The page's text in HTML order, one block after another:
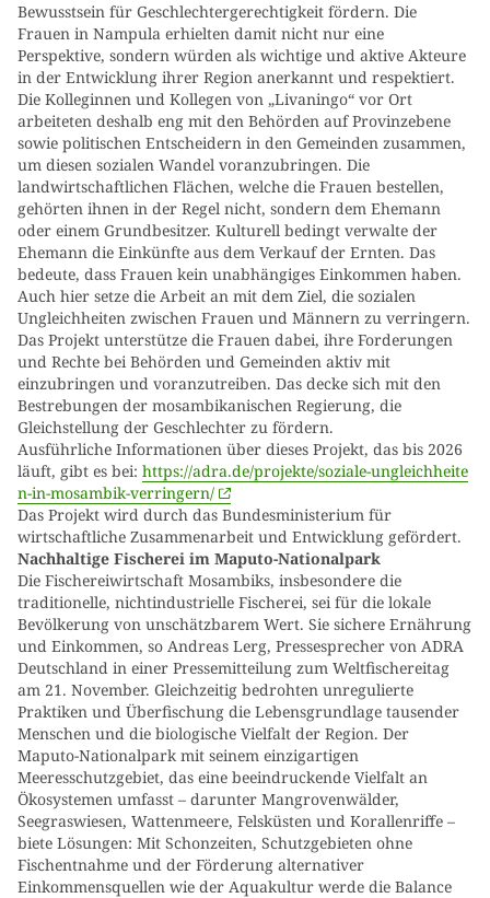
Bewusstsein für Geschlechtergerechtigkeit fördern. Die
Frauen in Nampula erhielten damit nicht nur eine
Perspektive, sondern würden als wichtige und aktive Akteure
in der Entwicklung ihrer Region anerkannt und respektiert.
Die Kolleginnen und Kollegen von „Livaningo“ vor Ort
arbeiteten deshalb eng mit den Behörden auf Provinzebene
sowie politischen Entscheidern in den Gemeinden zusammen,
um diesen sozialen Wandel voranzubringen. Die
landwirtschaftlichen Flächen, welche die Frauen bestellen,
gehörten ihnen in der Regel nicht, sondern dem Ehemann
oder einem Grundbesitzer. Kulturell bedingt verwalte der
Ehemann die Einkünfte aus dem Verkauf der Ernten. Das
bedeute, dass Frauen kein unabhängiges Einkommen haben.
Auch hier setze die Arbeit an mit dem Ziel, die sozialen
Ungleichheiten zwischen Frauen und Männern zu verringern.
Das Projekt unterstütze die Frauen dabei, ihre Forderungen
und Rechte bei Behörden und Gemeinden aktiv mit
einzubringen und voranzutreiben. Das decke sich mit den
Bestrebungen der mosambikanischen Regierung, die
Gleichstellung der Geschlechter zu fördern.
Ausführliche Informationen über dieses Projekt, das bis 2026
läuft, gibt es bei: https://adra.de/projekte/soziale-ungleichheite
n-in-mosambik-verringern/
Das Projekt wird durch das Bundesministerium für
wirtschaftliche Zusammenarbeit und Entwicklung gefördert.
Nachhaltige Fischerei im Maputo-Nationalpark
Die Fischereiwirtschaft Mosambiks, insbesondere die
traditionelle, nichtindustrielle Fischerei, sei für die lokale
Bevölkerung von unschätzbarem Wert. Sie sichere Ernährung
und Einkommen, so Andreas Lerg, Pressesprecher von ADRA
Deutschland in einer Pressemitteilung zum Weltfischereitag
am 21. November. Gleichzeitig bedrohten unregulierte
Praktiken und Überfischung die Lebensgrundlage tausender
Menschen und die biologische Vielfalt der Region. Der
Maputo-Nationalpark mit seinem einzigartigen
Meeresschutzgebiet, das eine beeindruckende Vielfalt an
Ökosystemen umfasst – darunter Mangrovenwälder,
Seegraswiesen, Wattenmeere, Felsküsten und Korallenriffe –
biete Lösungen: Mit Schonzeiten, Schutzgebieten ohne
Fischentnahme und der Förderung alternativer
Einkommensquellen wie der Aquakultur werde die Balance